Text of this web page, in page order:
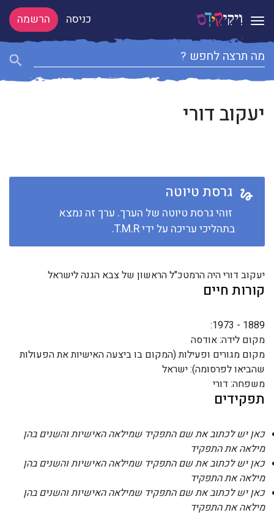
Toggle navigation כניסה הרשמה
יעקוב דורי
גרסת טיוטה
זוהי גרסת טיוטה של הערך. ערך זה נמצא
בתהליכי עריכה על ידי T.M.R.
יעקוב דורי היה הרמטכ"ל הראשון של צבא הגנה לישראל
קורות חיים
1889 - 1973:
מקום לידה: אודסה
מקום מגורים ופעילות (המקום בו ביצעה האישיות את הפעולות
שהביאו לפרסומה): ישראל
משפחה: דורי
תפקידים
כאן יש לכתוב את שם התפקיד שמילאה האישיות והשנים בהן
מילאה את התפקיד
כאן יש לכתוב את שם התפקיד שמילאה האישיות והשנים בהן
מילאה את התפקיד
כאן יש לכתוב את שם התפקיד שמילאה האישיות והשנים בהן
מילאה את התפקיד